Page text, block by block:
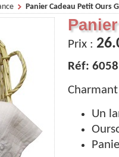
Panier Cadeau Petit Ours
Prix :
Réf: 6058
Un